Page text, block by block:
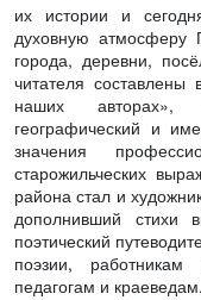
их истории и
духовную атмосферу
города, деревни,
читателя
наших авторах»,
географический и
значения
старожильческих
района стал и
дополнивший стихи
поэтический
поэзии,
педагогам и краеведам.